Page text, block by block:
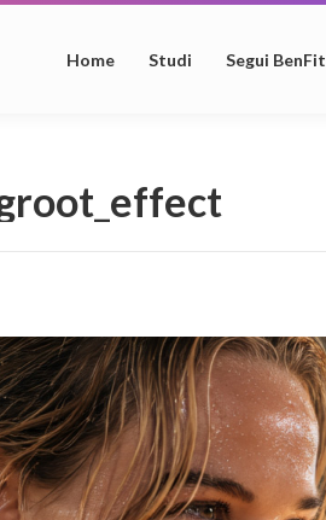
Home Studi Segui BenFit